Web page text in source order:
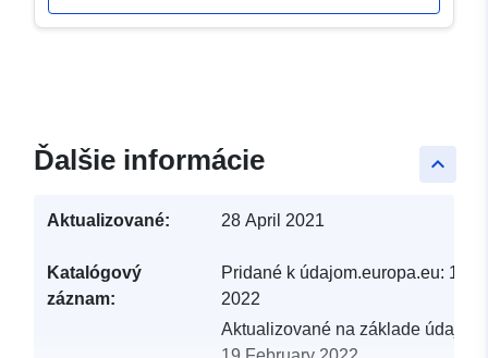
keyboard_arrow_up
Ďalšie informácie
Aktualizované: 28 April 2021
Katalógový
záznam:
Pridané k údajom.europa.eu: 19
2022
Aktualizované na základe